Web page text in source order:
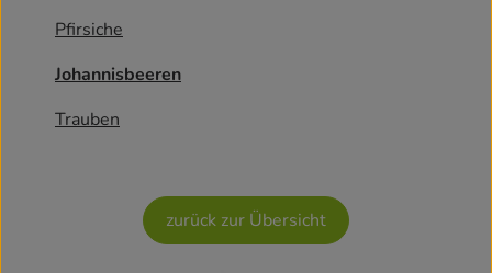
Firmenkunden
Pfirsiche
Johannisbeeren
Trauben
zurück zur Übersicht